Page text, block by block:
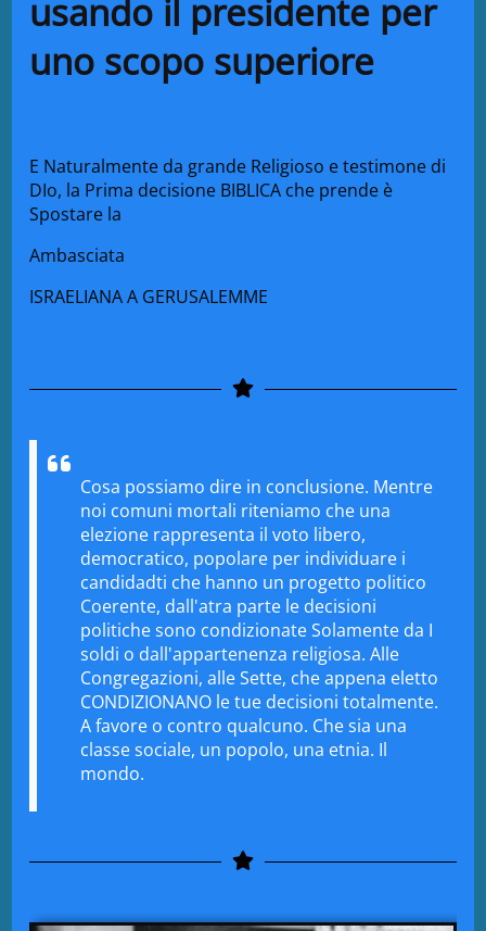
usando il presidente per
uno scopo superiore
E Naturalmente da grande Religioso e testimone di
DIo, la Prima decisione BIBLICA che prende è
Spostare la
Ambasciata
ISRAELIANA A GERUSALEMME
Cosa possiamo dire in conclusione. Mentre
noi comuni mortali riteniamo che una
elezione rappresenta il voto libero,
democratico, popolare per individuare i
candidadti che hanno un progetto politico
Coerente, dall'atra parte le decisioni
politiche sono condizionate Solamente da I
soldi o dall'appartenenza religiosa. Alle
Congregazioni, alle Sette, che appena eletto
CONDIZIONANO le tue decisioni totalmente.
A favore o contro qualcuno. Che sia una
classe sociale, un popolo, una etnia. Il
mondo.